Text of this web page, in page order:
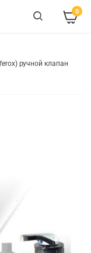
0
ручной клапан